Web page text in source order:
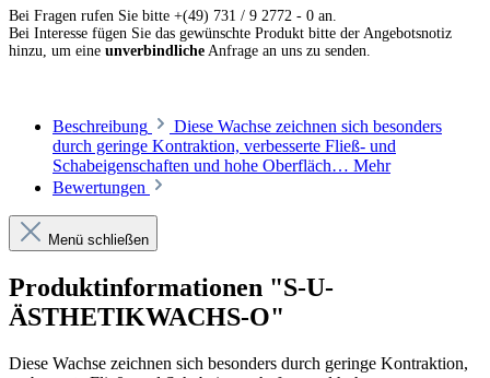
Bei Fragen rufen Sie bitte +(49) 731 / 9 2772 - 0 an.
Bei Interesse fügen Sie das gewünschte Produkt bitte der Angebotsnotiz
hinzu, um eine unverbindliche Anfrage an uns zu senden.
Beschreibung
Diese Wachse zeichnen sich besonders
durch geringe Kontraktion, verbesserte Fließ- und
Schabeigenschaften und hohe Oberfläch… Mehr
Bewertungen
Menü schließen
Produktinformationen "S-U-
ÄSTHETIKWACHS-O"
Diese Wachse zeichnen sich besonders durch geringe Kontraktion,